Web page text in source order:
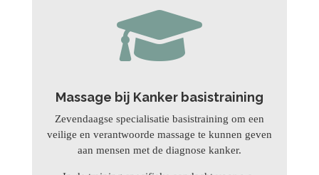

Massage bij Kanker basistraining
Zevendaagse specialisatie basistraining om een
veilige en verantwoorde massage te kunnen geven
aan mensen met de diagnose kanker.